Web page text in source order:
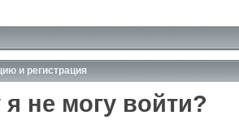
и регистрация
не могу войти?